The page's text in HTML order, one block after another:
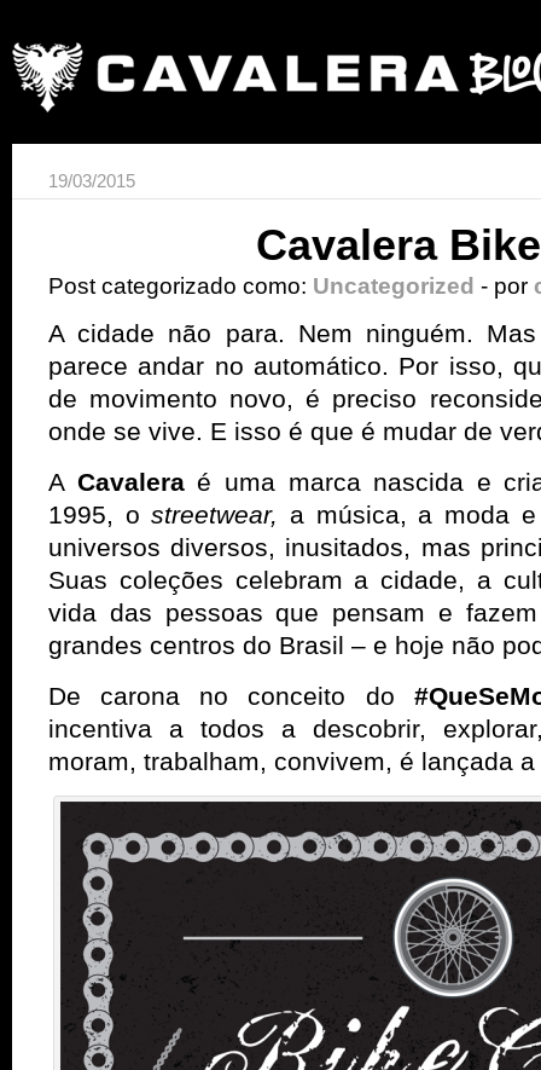
19/03/2015
Cavalera
Post categorizado como: Uncategorized - por
A cidade não para. Nem ninguém.
parece andar no automático. Por isso,
de movimento novo, é preciso
onde se vive. E isso é que é mudar de
A Cavaleraé uma marca nascida e
1995, ostreetwear, a música, a moda
universos diversos, inusitados, mas
Suas coleções celebram a cidade, a
vida das pessoas que pensam e
grandes centros do Brasil – e hoje não
De carona no conceito do
incentiva a todos a descobrir,
moram, trabalham, convivem, é lançada